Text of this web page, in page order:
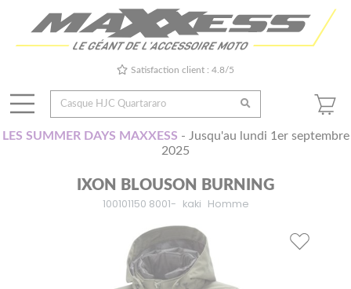
Satisfaction client : 4.8/5
LES SUMMER DAYS MAXXESS - Jusqu'au lundi 1er septembre
2025
IXON BLOUSON BURNING
100101150 8001- kaki Homme